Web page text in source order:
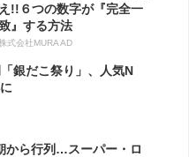
え!!６つの数字が『完全一
』する方法
式会社MURA AD
「銀だこ祭り」、人気N
から行列…スーパー・ロ